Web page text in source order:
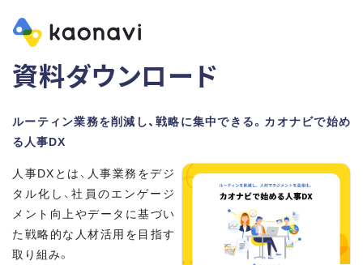
資料ダウンロード
ルーティン業務を削減し、戦略に集中できる。カオナビで始め
る人事DX
人事DXとは、人事業務をデジ
タル化し、社員のエンゲージ
メント向上やデータに基づい
た戦略的な人材活用を目指す
取り組み。